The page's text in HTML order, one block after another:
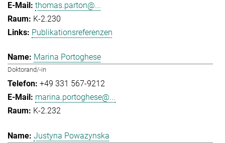
thomas.parton@...
K-2.230
Publikationsreferenzen
Marina Portoghese
Doktorand/-in
+49 331 567-9212
marina.portoghese@...
K-2.232
Justyna Powazynska